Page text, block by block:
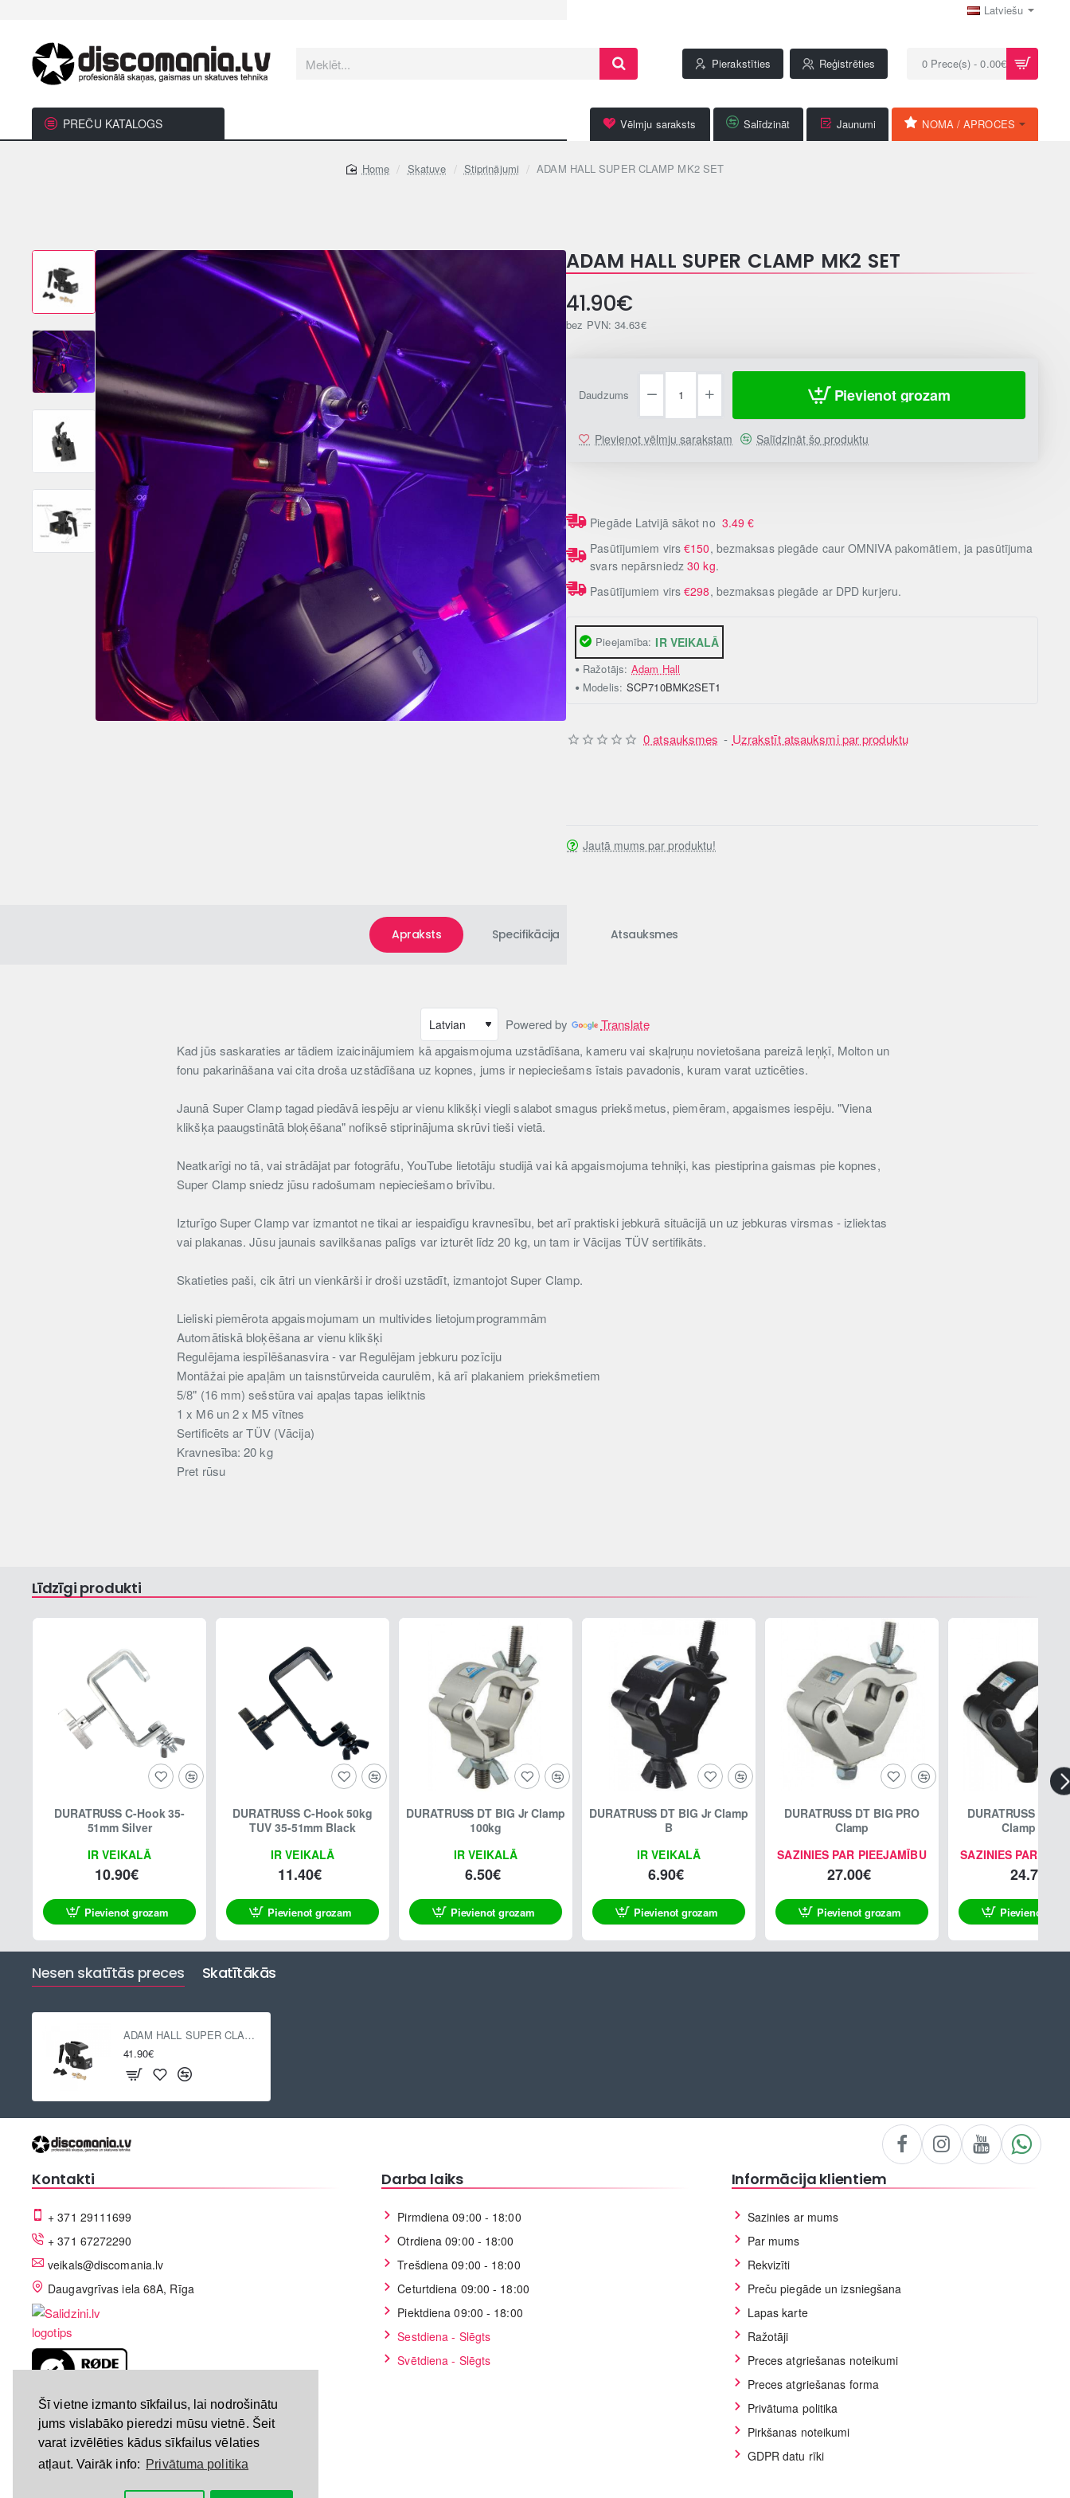
Šī vietne izmanto sīkfailus, lai nodrošinātu
jums vislabāko pieredzi mūsu vietnē. Šeit
varat izvēlēties kādus sīkfailus vēlaties
atļaut. Vairāk info: Privātuma politika
Latviešu
Meklēt... Pierakstīties Reģistrēties 0 Prece(s) - 0.00€
PREČU KATALOGS Vēlmju saraksts Salīdzināt Jaunumi NOMA / APROCES
home
Skatuve Stiprinājumi ADAM HALL SUPER CLAMP MK2 SET
ADAM HALL SUPER CLAMP MK2 SET
Pieejamība: IR VEIKALĀ
Ražotājs: Adam Hall
Modelis: SCP710BMK2SET1
0 atsauksmes - Uzrakstīt atsauksmi par produktu
41.90€
bez PVN: 34.63€
Daudzums Pievienot grozam
Pievienot vēlmju sarakstam Salīdzināt šo produktu
Piegāde Latvijā sākot no 3.49€
Pasūtījumiem virs€150, bezmaksas piegāde caur OMNIVA pakomātiem, ja pasūtījuma
svars nepārsniedz30 kg.
Pasūtījumiem virs€298, bezmaksas piegāde ar DPD kurjeru.
Jautā mums par produktu!
Apraksts Specifikācija Atsauksmes
Powered by
Translate
Kad jūs saskaraties ar tādiem izaicinājumiem kā apgaismojuma uzstādīšana, kameru vai skaļruņu novietošana pareizā leņķī, Molton un
fonu pakarināšana vai cita droša uzstādīšana uz kopnes, jums ir nepieciešams īstais pavadonis, kuram varat uzticēties.
Jaunā Super Clamp tagad piedāvā iespēju ar vienu klikšķi viegli salabot smagus priekšmetus, piemēram, apgaismes iespēju. "Viena
klikšķa paaugstinātā bloķēšana" nofiksē stiprinājuma skrūvi tieši vietā.
Neatkarīgi no tā, vai strādājat par fotogrāfu, YouTube lietotāju studijā vai kā apgaismojuma tehniķi, kas piestiprina gaismas pie kopnes,
Super Clamp sniedz jūsu radošumam nepieciešamo brīvību.
Izturīgo Super Clamp var izmantot ne tikai ar iespaidīgu kravnesību, bet arī praktiski jebkurā situācijā un uz jebkuras virsmas - izliektas
vai plakanas. Jūsu jaunais savilkšanas palīgs var izturēt līdz 20 kg, un tam ir Vācijas TÜV sertifikāts.
Skatieties paši, cik ātri un vienkārši ir droši uzstādīt, izmantojot Super Clamp.
Lieliski piemērota apgaismojumam un multivides lietojumprogrammām
Automātiskā bloķēšana ar vienu klikšķi
Regulējama iespīlēšanasvira - var Regulējam jebkuru pozīciju
Montāžai pie apaļām un taisnstūrveida caurulēm, kā arī plakaniem priekšmetiem
5/8" (16 mm) sešstūra vai apaļas tapas ieliktnis
1 x M6 un 2 x M5 vītnes
Sertificēts ar TÜV (Vācija)
Kravnesība: 20 kg
Pret rūsu
Līdzīgi produkti
IR VEIKALĀ
DURATRUSS C-Hook 35-
51mm Silver
10.90€
Pievienot grozam
IR VEIKALĀ
DURATRUSS C-Hook 50kg
TUV 35-51mm Black
11.40€
Pievienot grozam
IR VEIKALĀ
DURATRUSS DT BIG Jr Clamp
100kg
6.50€
Pievienot grozam
IR VEIKALĀ
DURATRUSS DT BIG Jr Clamp
B
6.90€
Pievienot grozam
SAZINIES PAR PIEEJAMĪBU
DURATRUSS DT BIG PRO
Clamp
27.00€
Pievienot grozam
SAZINIES PAR
DURATRUSS DT
Clamp Black
24.70€
Pievienot
Nesen skatītās preces Skatītākās
ADAM HALL SUPER CLAMP MK2 SET
41.90€
Kontakti
+ 371 29111699
+ 371 67272290
veikals@discomania.lv
Daugavgrīvas iela 68A, Rīga
LV-A58C07DF
Darba laiks
Pirmdiena 09:00 - 18:00
Otrdiena 09:00 - 18:00
Trešdiena 09:00 - 18:00
Ceturtdiena 09:00 - 18:00
Piektdiena 09:00 - 18:00
Sestdiena - Slēgts
Svētdiena - Slēgts
Informācija klientiem
Sazinies ar mums
Par mums
Rekvizīti
Preču piegāde un izsniegšana
Lapas karte
Ražotāji
Preces atgriešanas noteikumi
Preces atgriešanas forma
Privātuma politika
Pirkšanas noteikumi
GDPR datu rīki